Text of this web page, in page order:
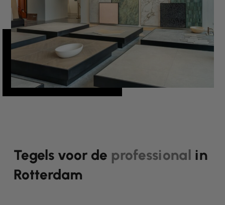
Tegels voor de professional in
Rotterdam